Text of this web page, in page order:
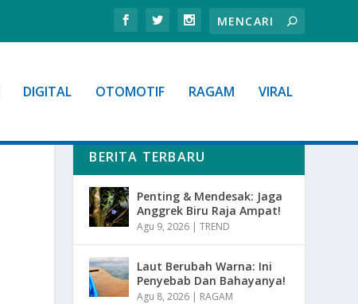
DIGITAL OTOMOTIF RAGAM VIRAL
BERITA TERBARU
Penting & Mendesak: Jaga
Anggrek Biru Raja Ampat!
Agu 9, 2026 |TREND
Laut Berubah Warna: Ini
Penyebab Dan Bahayanya!
Agu 8, 2026 | RAGAM